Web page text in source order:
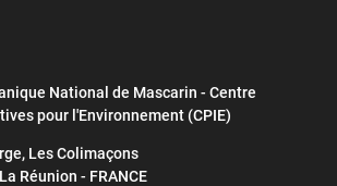
National de Mascarin - Centre
pour l'Environnement (CPIE)
Les Colimaçons
Réunion - FRANCE